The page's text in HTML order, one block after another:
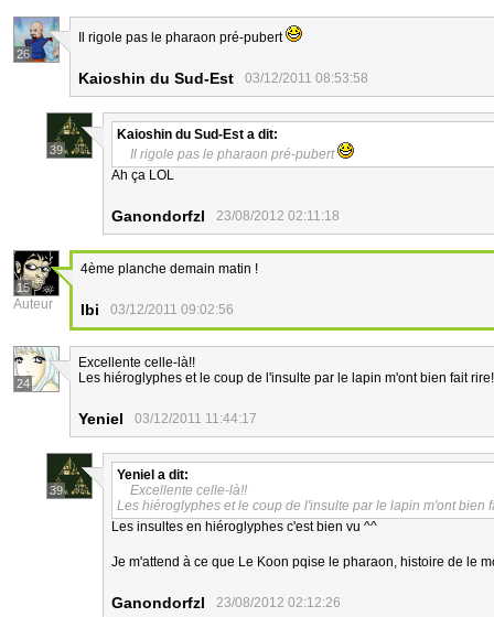
26
Il rigole pas le pharaon pré-pubert
Kaioshin du Sud-Est 03/12/2011 08:53:58
39
Kaioshin du Sud-Est a dit:
Il rigole pas le pharaon pré-pubert
Ah ça LOL
Ganondorfzl 23/08/2012 02:11:18
15
Auteur
4ème planche demain matin !
Ibi 03/12/2011 09:02:56
24
Excellente celle-là!!
Les hiéroglyphes et le coup de l'insulte par le lapin m'ont bien fait rire!
Yeniel 03/12/2011 11:44:17
39
Yeniel a dit:
Excellente celle-là!!
Les hiéroglyphes et le coup de l'insulte par le lapin m'ont bien
Les insultes en hiéroglyphes c'est bien vu ^^
Je m'attend à ce que Le Koon pqise le pharaon, histoire de le
Ganondorfzl 23/08/2012 02:12:26